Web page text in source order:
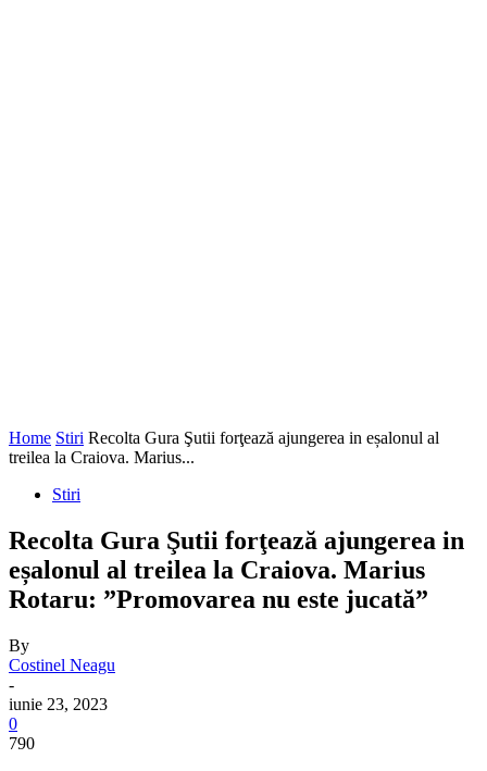
Home Stiri Recolta Gura Şutii forţează ajungerea in eșalonul al
treilea la Craiova. Marius...
Stiri
Recolta Gura Şutii forţează ajungerea in
eșalonul al treilea la Craiova. Marius
Rotaru: ”Promovarea nu este jucată”
By
Costinel Neagu
-
iunie 23, 2023
0
790